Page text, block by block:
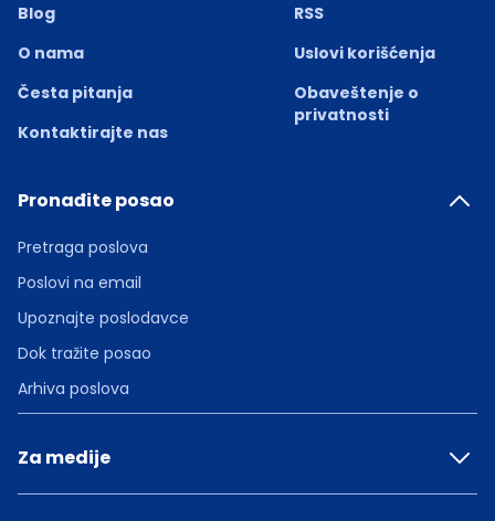
Blog
O nama
Česta pitanja
Kontaktirajte nas
RSS
Uslovi korišćenja
Obaveštenje o
privatnosti
Pronađite posao
Pretraga poslova
Poslovi na email
Upoznajte poslodavce
Dok tražite posao
Arhiva poslova
Za medije